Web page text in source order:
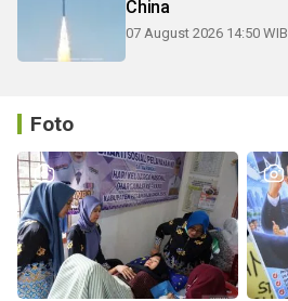
China
07 August 2026 14:50 WIB
Foto